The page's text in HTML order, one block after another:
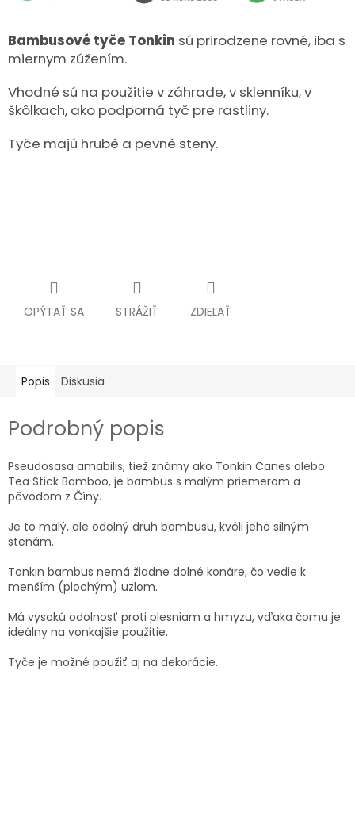
Bambusové tyče Tonkin sú prirodzene rovné, iba s
miernym zúžením.
Vhodné sú na použitie v záhrade, v sklenníku, v
škôlkach, ako podporná tyč pre rastliny.
Tyče majú hrubé a pevné steny.
OPÝTAŤ SA STRÁŽIŤ ZDIEĽAŤ
Popis Diskusia
Podrobný popis
Pseudosasa amabilis, tiež známy ako Tonkin Canes alebo
Tea Stick Bamboo, je bambus s malým priemerom a
pôvodom z Číny.
Je to malý, ale odolný druh bambusu, kvôli jeho silným
stenám.
Tonkin bambus nemá žiadne dolné konáre, čo vedie k
menším (plochým) uzlom.
Má vysokú odolnosť proti plesniam a hmyzu, vďaka čomu je
ideálny na vonkajšie použitie.
Tyče je možné použiť aj na dekorácie.